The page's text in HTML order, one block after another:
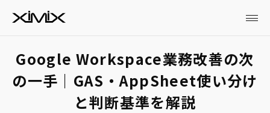
Google Workspace業務改善の次
の一手｜GAS・AppSheet使い分け
と判断基準を解説